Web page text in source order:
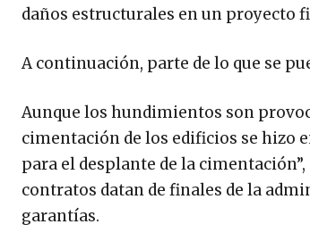
daños estructurales en un proyecto
A continuación, parte de lo que se
Aunque los hundimientos son
cimentación de los edificios se hizo
para el desplante de la
contratos datan de finales de la
garantías.